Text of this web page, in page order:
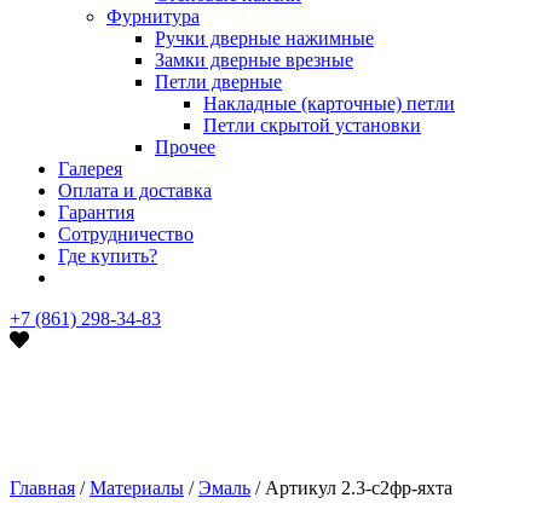
Фурнитура
Ручки дверные нажимные
Замки дверные врезные
Петли дверные
Накладные (карточные) петли
Петли скрытой установки
Прочее
Галерея
Оплата и доставка
Гарантия
Сотрудничество
Где купить?
+7 (861) 298-34-83
Главная /Материалы /Эмаль / Артикул 2.3-с2фр-яхта